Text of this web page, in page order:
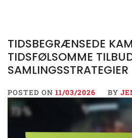
TIDSBEGRÆNSEDE
TIDSFØLSOMME
SAMLINGSSTRATEGIER
POSTED ON 11/03/2026 BY